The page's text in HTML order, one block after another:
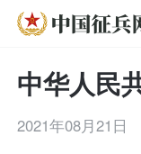
中华人民
2021年08月21日